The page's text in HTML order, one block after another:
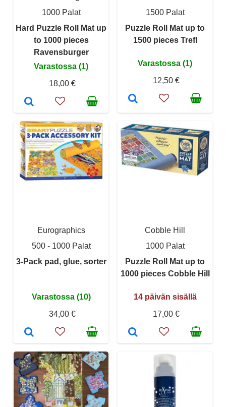
1000 Palat
Hard Puzzle Roll Mat up
to 1000 pieces
Ravensburger
Varastossa (1)
18,00 €
1500 Palat
Puzzle Roll Mat up to
1500 pieces Trefl
Varastossa (1)
12,50 €
Eurographics
500 - 1000 Palat
3-Pack pad, glue, sorter
Varastossa (10)
34,00 €
Cobble Hill
1000 Palat
Puzzle Roll Mat up to
1000 pieces Cobble Hill
14 päivän sisällä
17,00 €